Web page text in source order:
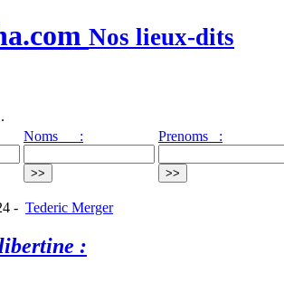
Nos lieux-dits
Noms : Prenoms :
- Tederic Merger
: